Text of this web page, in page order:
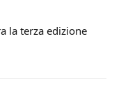
la terza edizione